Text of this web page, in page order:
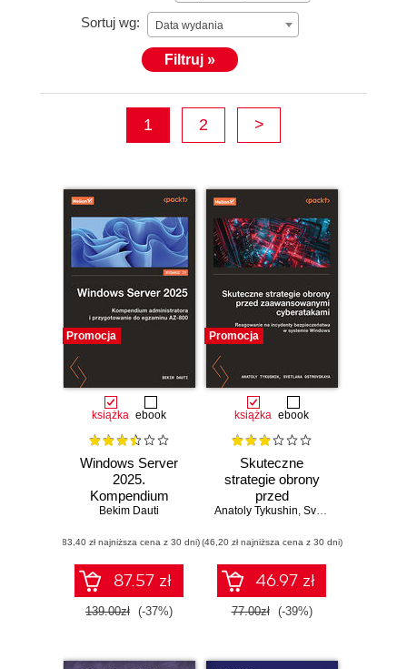
Sortuj wg: Data wydania
Filtruj »
1 2 >
Promocja
książka ebook
Windows Server
2025.
Kompendium
administratora i
egzaminu AZ-800.
Wydanie IV
Bekim Dauti
(83,40 zł najniższa cena z 30 dni)
87.57 zł
139.00zł (-37%)
Promocja
książka ebook
Skuteczne
strategie obrony
przed
zaawansowanymi
Reagowanie na
incydenty
bezpieczeństwa w
systemie Windows
Anatoly Tykushin, Svetlana Ostrovskaya
(46,20 zł najniższa cena z 30 dni)
46.97 zł
77.00zł (-39%)